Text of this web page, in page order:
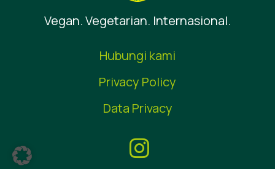
Vegan. Vegetarian. Internasional.
Hubungi kami
Privacy Policy
Data Privacy